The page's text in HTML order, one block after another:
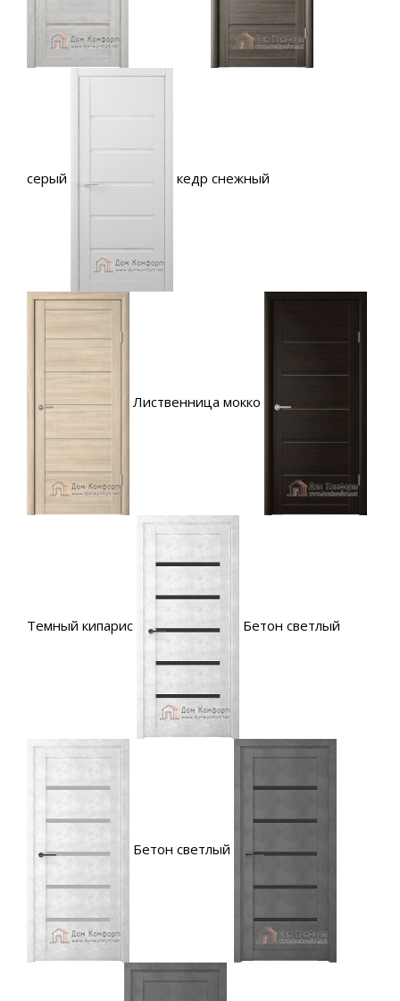
серый кедр снежный
Лиственница мокко
Темный кипарис Бетон светлый
Бетон светлый